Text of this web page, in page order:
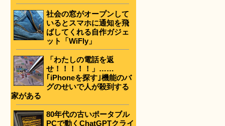
社会の窓がオープンして
いるとスマホに通知を飛
ばしてくれる自作ガジェ
ット「WiFly」
「わたしの電話を返
せ！！！！！」……
｢iPhoneを探す｣機能のバ
グのせいで人が殺到する
家がある
80年代の古いポータブル
PCで動くChatGPTクライ